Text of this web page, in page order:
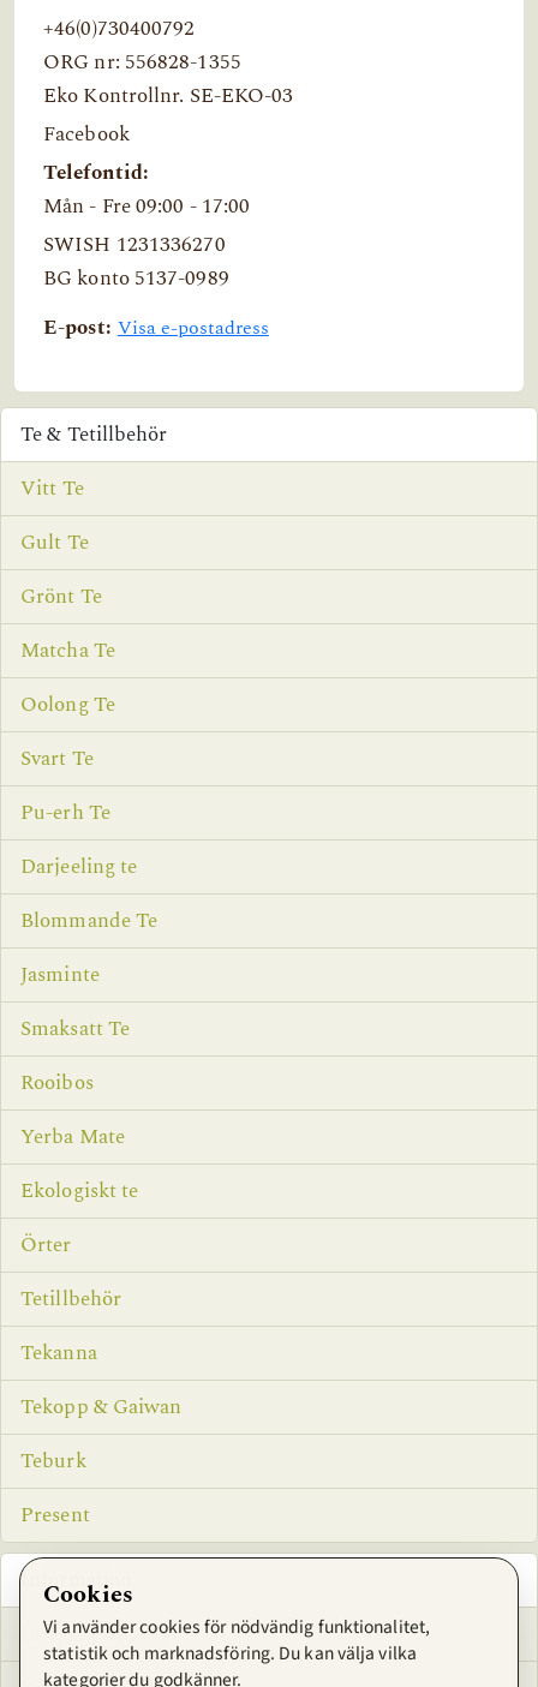
+46(0)730400792
ORG nr: 556828-1355
Eko Kontrollnr. SE-EKO-03
Facebook
Telefontid:
Mån - Fre 09:00 - 17:00
SWISH 1231336270
BG konto 5137-0989
E-post: Visa e-postadress
Te & Tetillbehör
Vitt Te
Gult Te
Grönt Te
Matcha Te
Oolong Te
Svart Te
Pu-erh Te
Darjeeling te
Blommande Te
Jasminte
Smaksatt Te
Rooibos
Yerba Mate
Ekologiskt te
Örter
Tetillbehör
Tekanna
Tekopp & Gaiwan
Teburk
Present
Information
Integritetspolicy
Cookies
Vi använder cookies för nödvändig funktionalitet,
statistik och marknadsföring. Du kan välja vilka
kategorier du godkänner.